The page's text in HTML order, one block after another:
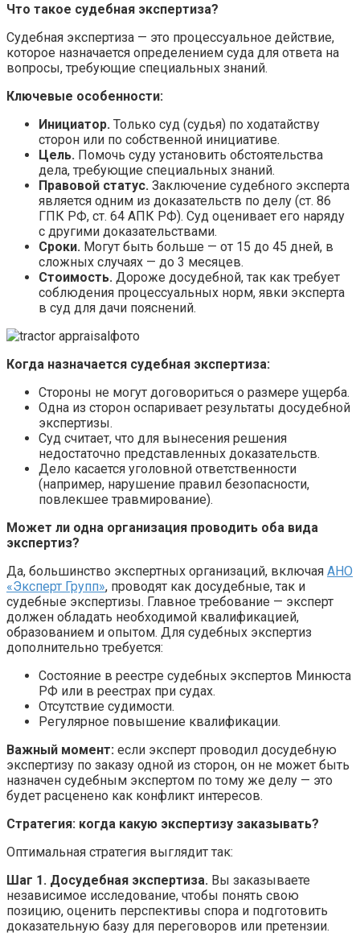
Что такое судебная экспертиза?
Судебная экспертиза — это процессуальное действие,
которое назначается определением суда для ответа на
вопросы, требующие специальных знаний.
Ключевые особенности:
Инициатор. Только суд (судья) по ходатайству
сторон или по собственной инициативе.
Цель. Помочь суду установить обстоятельства
дела, требующие специальных знаний.
Правовой статус. Заключение судебного эксперта
является одним из доказательств по делу (ст. 86
ГПК РФ, ст. 64 АПК РФ). Суд оценивает его наряду
с другими доказательствами.
Сроки. Могут быть больше — от 15 до 45 дней, в
сложных случаях — до 3 месяцев.
Стоимость. Дороже досудебной, так как требует
соблюдения процессуальных норм, явки эксперта
в суд для дачи пояснений.
Когда назначается судебная экспертиза:
Стороны не могут договориться о размере ущерба.
Одна из сторон оспаривает результаты досудебной
экспертизы.
Суд считает, что для вынесения решения
недостаточно представленных доказательств.
Дело касается уголовной ответственности
(например, нарушение правил безопасности,
повлекшее травмирование).
Может ли одна организация проводить оба вида
экспертиз?
Да, большинство экспертных организаций, включая АНО
«Эксперт Групп», проводят как досудебные, так и
судебные экспертизы. Главное требование — эксперт
должен обладать необходимой квалификацией,
образованием и опытом. Для судебных экспертиз
дополнительно требуется:
Состояние в реестре судебных экспертов Минюста
РФ или в реестрах при судах.
Отсутствие судимости.
Регулярное повышение квалификации.
Важный момент: если эксперт проводил досудебную
экспертизу по заказу одной из сторон, он не может быть
назначен судебным экспертом по тому же делу — это
будет расценено как конфликт интересов.
Стратегия: когда какую экспертизу заказывать?
Оптимальная стратегия выглядит так:
Шаг 1. Досудебная экспертиза. Вы заказываете
независимое исследование, чтобы понять свою
позицию, оценить перспективы спора и подготовить
доказательную базу для переговоров или претензии.